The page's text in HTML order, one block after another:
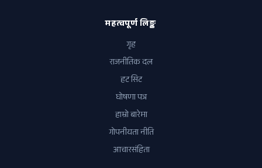
महत्वपूर्ण लिङ्क
गृह
राजनीतिक दल
हट सिट
घोषणा पत्र
हाम्रो बारेमा
गोपनीयता नीति
आचारसंहिता